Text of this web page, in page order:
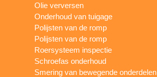
Olie verversen
Onderhoud van tuigage
Polijsten van de romp
Polijsten van de romp
Roersysteem inspectie
Schroefas onderhoud
Smering van bewegende onderdelen